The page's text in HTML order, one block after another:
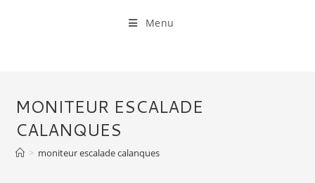
Menu
MONITEUR ESCALADE
CALANQUES
> moniteur escalade calanques